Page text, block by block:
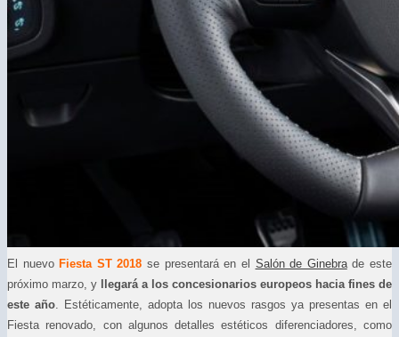
El nuevo Fiesta ST 2018 se presentará en el Salón de Ginebrade este
próximo marzo, y
llegará a los concesionarios europeos hacia fines de
este año . Estéticamente, adopta los nuevos rasgos ya presentas en el
Fiesta renovado, con algunos detalles estéticos diferenciadores, como